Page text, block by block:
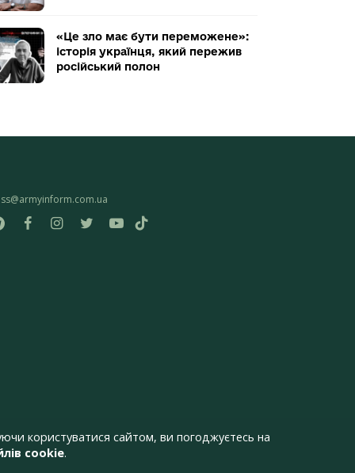
«Це зло має бути переможене»:
історія українця, який пережив
російський полон
користуватися сайтом, ви погоджуєтесь на
cookie.